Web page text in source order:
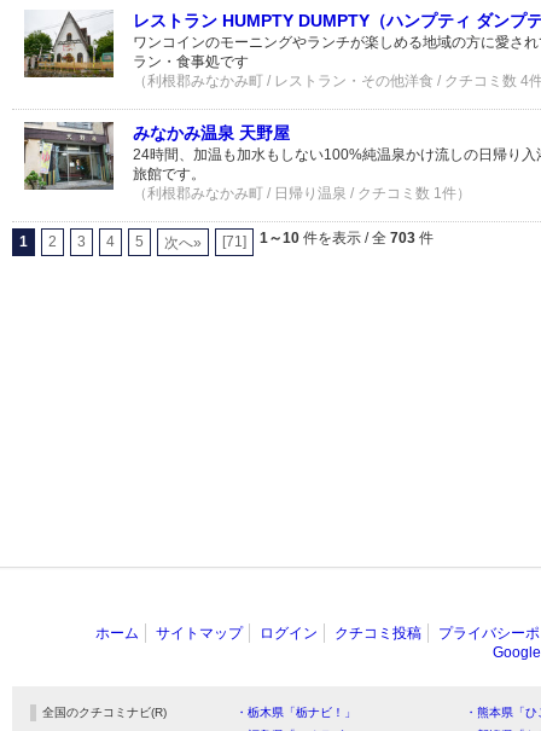
レストラン HUMPTY DUMPTY（ハンプティ ダンプ
ワンコインのモーニングやランチが楽しめる地域の方に愛さ
ラン・食事処です
（利根郡みなかみ町 / レストラン・その他洋食 / クチコミ数 4
みなかみ温泉 天野屋
24時間、加温も加水もしない100%純温泉かけ流しの日帰り
旅館です。
（利根郡みなかみ町 / 日帰り温泉 / クチコミ数 1件）
1 2 3 4 5 次へ» [71] 1～10 件を表示 / 全 703 件
ホーム サイトマップ ログイン クチコミ投稿
プライバシー
全国のクチコミナビ(R) ・栃木県「栃ナビ！」
・熊本県「